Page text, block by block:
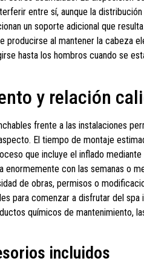
entre sí, aunque la
un soporte adicional que
producirse al mantener la cabeza
hasta los hombros cuando se
y relación
frente a las instalaciones
El tiempo de montaje
que incluye el inflado
con las semanas o
de obras, permisos o
para comenzar a disfrutar del spa
químicos de mantenimiento,
incluidos